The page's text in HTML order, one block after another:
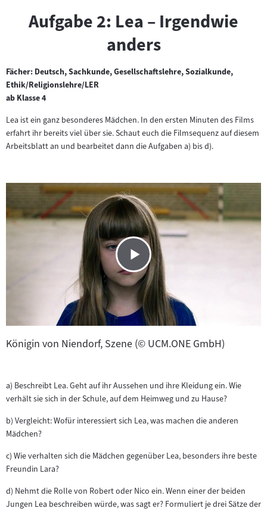
Aufgabe 2: Lea – Irgendwie
anders
Fächer: Deutsch, Sachkunde, Gesellschaftslehre, Sozialkunde,
Ethik/Religionslehre/LER
ab Klasse 4
Lea ist ein ganz besonderes Mädchen. In den ersten Minuten des Films
erfahrt ihr bereits viel über sie. Schaut euch die Filmsequenz auf diesem
Arbeitsblatt an und bearbeitet dann die Aufgaben a) bis d).
Königin von Niendorf, Szene (© UCM.ONE GmbH)
a) Beschreibt Lea. Geht auf ihr Aussehen und ihre Kleidung ein. Wie
verhält sie sich in der Schule, auf dem Heimweg und zu Hause?
b) Vergleicht: Wofür interessiert sich Lea, was machen die anderen
Mädchen?
c) Wie verhalten sich die Mädchen gegenüber Lea, besonders ihre beste
Freundin Lara?
d) Nehmt die Rolle von Robert oder Nico ein. Wenn einer der beiden
Jungen Lea beschreiben würde, was sagt er? Formuliert je drei Sätze der